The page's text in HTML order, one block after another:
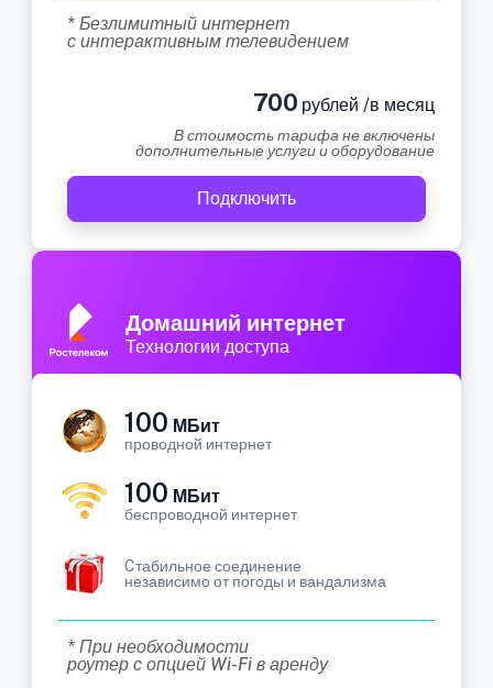
* Безлимитный интернет
с интерактивным телевидением
700 рублей /в месяц
В стоимость тарифа не включены
дополнительные услуги и оборудование
Подключить
Домашний интернет
Технологии доступа
100 МБит
проводной интернет
100 МБит
беспроводной интернет
Cтабильное соединение
независимо от погоды и вандализма
* При необходимости
роутер с опцией Wi-Fi в аренду